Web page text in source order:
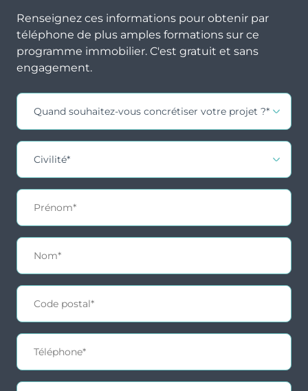
Renseignez ces informations pour obtenir par
téléphone de plus amples formations sur ce
programme immobilier. C'est gratuit et sans
engagement.
Contact